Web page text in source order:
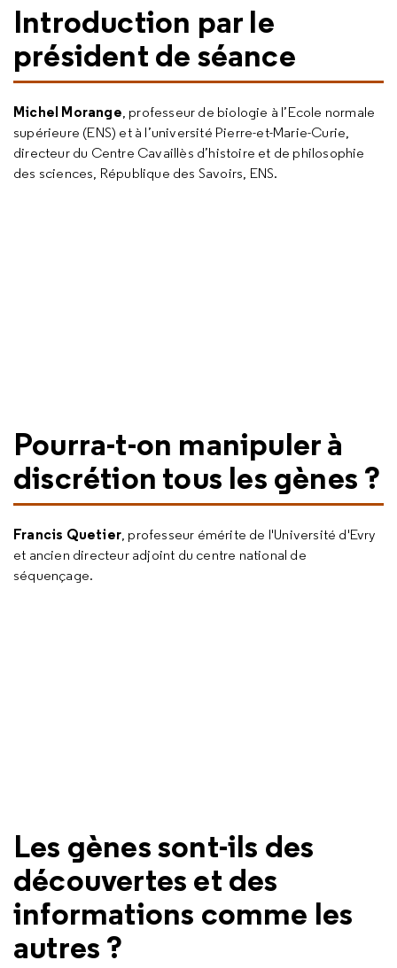
Introduction par le
président de séance
Michel Morange, professeur de biologie à l’Ecole normale
supérieure (ENS) et à l’université Pierre-et-Marie-Curie,
directeur du Centre Cavaillès d’histoire et de philosophie
des sciences, République des Savoirs, ENS.
Pourra-t-on manipuler à
discrétion tous les gènes ?
Francis Quetier, professeur émérite de l'Université d'Evry
et ancien directeur adjoint du centre national de
séquençage.
Les gènes sont-ils des
découvertes et des
informations comme les
autres ?